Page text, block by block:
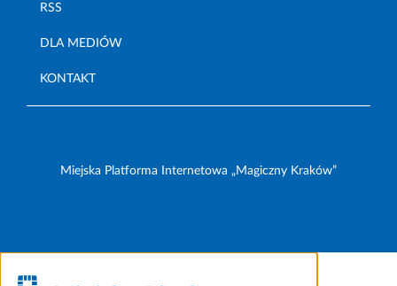
RSS
DLA MEDIÓW
KONTAKT
Miejska Platforma Internetowa „Magiczny Kraków”